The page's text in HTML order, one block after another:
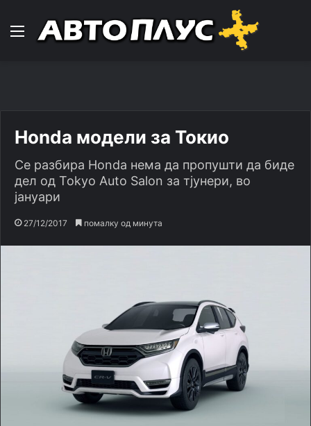
Навигација
Honda модели за Токио
Се разбира Honda нема да пропушти да биде
дел од Tokyo Auto Salon за тјунери, во
јануари
27/12/2017 помалку од минута